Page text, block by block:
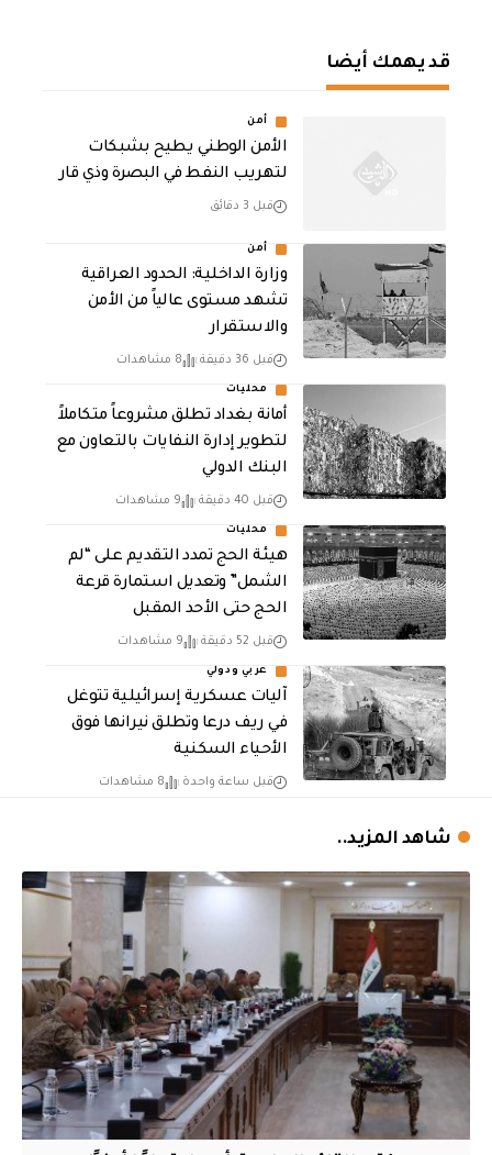
قد يهمك أيضا
أمن
الأمن الوطني يطيح بشبكات
لتهريب النفط في البصرة وذي قار
قبل 3 دقائق
أمن
وزارة الداخلية: الحدود العراقية
تشهد مستوى عالياً من الأمن
والاستقرار
قبل 36 دقيقة 8 مشاهدات
محليات
أمانة بغداد تطلق مشروعاً متكاملاً
لتطوير إدارة النفايات بالتعاون مع
البنك الدولي
قبل 40 دقيقة 9 مشاهدات
محليات
هيئة الحج تمدد التقديم على “لم
الشمل” وتعديل استمارة قرعة
الحج حتى الأحد المقبل
قبل 52 دقيقة 9 مشاهدات
عربي ودولي
آليات عسكرية إسرائيلية تتوغل
في ريف درعا وتطلق نيرانها فوق
الأحياء السكنية
قبل ساعة واحدة 8 مشاهدات
شاهد المزيد..